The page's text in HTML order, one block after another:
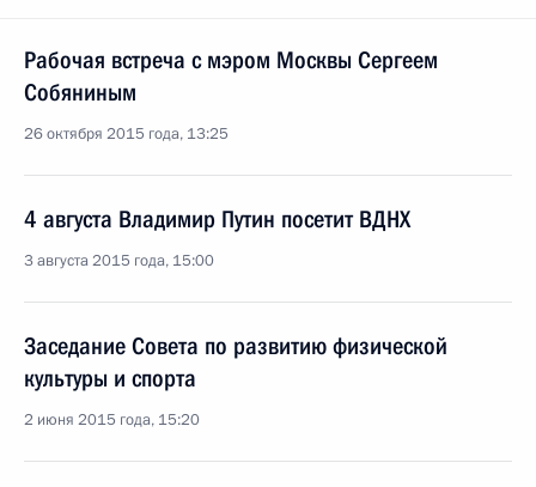
Рабочая встреча с мэром Москвы Сергеем
Собяниным
26 октября 2015 года, 13:25
4 августа Владимир Путин посетит ВДНХ
3 августа 2015 года, 15:00
Заседание Совета по развитию физической
культуры и спорта
2 июня 2015 года, 15:20